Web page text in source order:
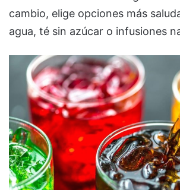
cambio, elige opciones más
agua, té sin azúcar o infusiones